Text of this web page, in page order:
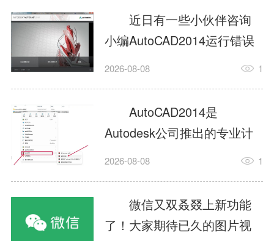
用图案填充的内容，还有不
清楚小伙伴和小编一起去学
习一下吧。1.打开
AutoCAD2014这款软件，进
入AutoCAD2014的操作界
面，如图所示：2.在该界面内
找到矩形选项，如图所示：3.
点击矩...
近日有一些小伙伴咨询
小编AutoCAD2014运行错误
怎么办?下面就为大家带来了
办的解决方法，有需要的小
伙伴可以来了解了解哦。1.打
开控制面板，选择
AutodeskAutoCAD2014。2.
等AutodeskAutoCAD2014的
安装程序加载完毕。3.选择添
加/...
2026-08-08 1
AutoCAD2014是
Autodesk公司推出的专业计
算机辅助设计（CAD）软
子、建筑、服装等多个工程
与设计领域。作为行业标准
工具之一，它提供了强大的
2026-08-08 1
微信又双叒叕上新功能
了！大家期待已久的图片视